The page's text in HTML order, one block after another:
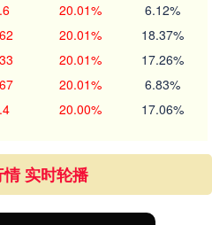
20.01% 6.12%
20.01% 18.37%
20.01% 17.26%
20.01% 6.83%
20.00% 17.06%
实时轮播